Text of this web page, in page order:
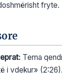
fryte.
Tema
i vdekur»